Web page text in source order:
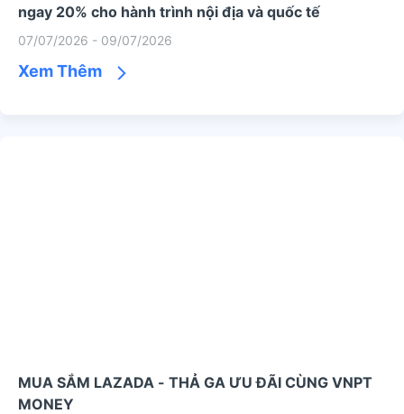
ngay 20% cho hành trình nội địa và quốc tế
07/07/2026 - 09/07/2026
Xem Thêm
MUA SẮM LAZADA - THẢ GA ƯU ĐÃI CÙNG VNPT
MONEY